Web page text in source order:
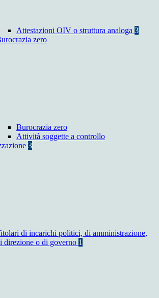
Attestazioni OIV o struttura analoga 3
zero
Burocrazia zero
Attività soggette a controllo
3
di incarichi politici, di amministrazione,
direzione o di governo 1